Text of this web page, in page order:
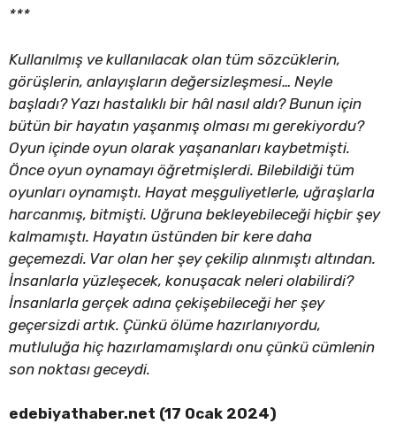
***
Kullanılmış ve kullanılacak olan tüm sözcüklerin,
görüşlerin, anlayışların değersizleşmesi… Neyle
başladı? Yazı hastalıklı bir hâl nasıl aldı? Bunun için
bütün bir hayatın yaşanmış olması mı gerekiyordu?
Oyun içinde oyun olarak yaşananları kaybetmişti.
Önce oyun oynamayı öğretmişlerdi. Bilebildiği tüm
oyunları oynamıştı. Hayat meşguliyetlerle, uğraşlarla
harcanmış, bitmişti. Uğruna bekleyebileceği hiçbir şey
kalmamıştı. Hayatın üstünden bir kere daha
geçemezdi. Var olan her şey çekilip alınmıştı altından.
İnsanlarla yüzleşecek, konuşacak neleri olabilirdi?
İnsanlarla gerçek adına çekişebileceği her şey
geçersizdi artık. Çünkü ölüme hazırlanıyordu,
mutluluğa hiç hazırlamamışlardı onu çünkü cümlenin
son noktası geceydi.
edebiyathaber.net (17 Ocak 2024)